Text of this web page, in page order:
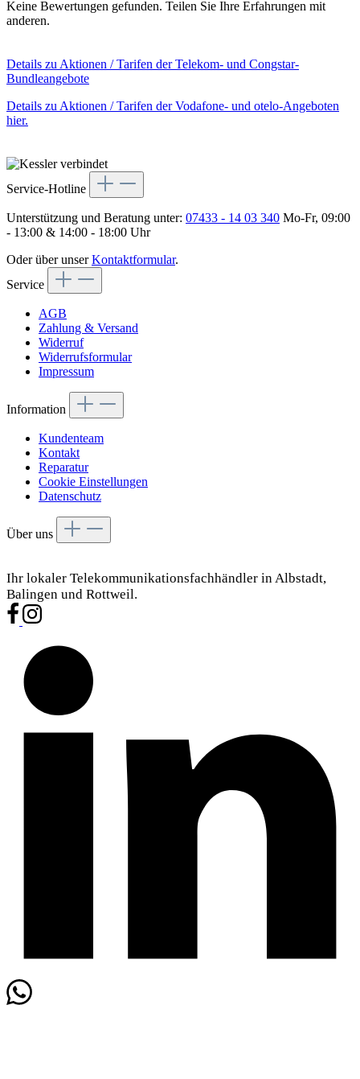
Keine Bewertungen gefunden. Teilen Sie Ihre Erfahrungen mit
anderen.
Details zu Aktionen / Tarifen der Telekom- und Congstar-
Bundleangebote
Details zu Aktionen / Tarifen der Vodafone- und otelo-Angeboten
hier.
Service-Hotline
Unterstützung und Beratung unter: 07433 - 14 03 340 Mo-Fr, 09:00
- 13:00 & 14:00 - 18:00 Uhr
Oder über unserKontaktformular.
Service
AGB
Zahlung & Versand
Widerruf
Widerrufsformular
Impressum
Information
Kundenteam
Kontakt
Reparatur
Cookie Einstellungen
Datenschutz
Über uns
Ihr lokaler Telekommunikationsfachhändler in Albstadt,
Balingen und Rottweil.